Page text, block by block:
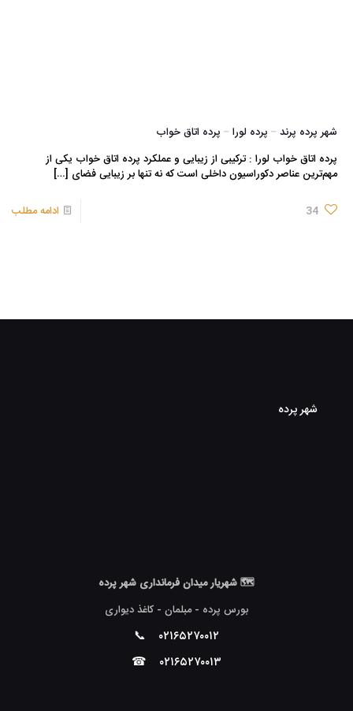
شهر پرده پرند – پرده لورا – پرده اتاق خواب
پرده اتاق خواب لورا : ترکیبی از زیبایی و عملکرد پرده اتاق خواب یکی از
مهم‌ترین عناصر دکوراسیون داخلی است که نه تنها بر زیبایی فضای […]
34 ادامه مطلب
شهر پرده
🗺 شهریار میدان فرمانداری شهر پرده
بورس پرده - مبلمان - کاغذ دیواری
۰۲۱۶۵۲۷۰۰۱۲ 📞
۰۲۱۶۵۲۷۰۰۱۳ ☎